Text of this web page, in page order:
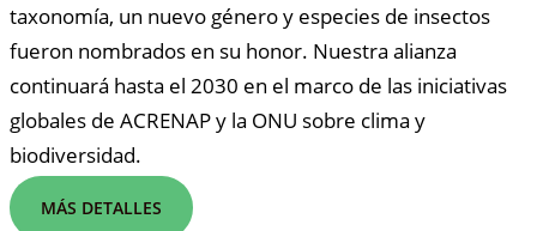
taxonomía, un nuevo género y especies de insectos
fueron nombrados en su honor. Nuestra alianza
continuará hasta el 2030 en el marco de las iniciativas
globales de ACRENAP y la ONU sobre clima y
biodiversidad.
MÁS DETALLES